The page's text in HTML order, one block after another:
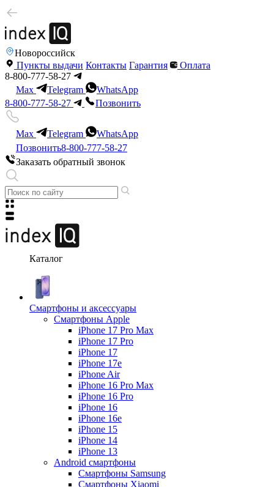
Новороссийск
Пункты выдачи Контакты Гарантия
Оплата
8-800-777-58-27
Max
Telegram
WhatsApp
8-800-777-58-27
Позвонить
Max Telegram
WhatsApp
Позвонить8-800-777-58-27
Заказать обратный звонок
Каталог
Смартфоны и аксессуары
Смартфоны Apple
iPhone 17 Pro Max
iPhone 17 Pro
iPhone 17
iPhone 17e
iPhone Air
iPhone 16 Pro Max
iPhone 16 Pro
iPhone 16
iPhone 16e
iPhone 15
iPhone 14
iPhone 13
Android cмартфоны
Смартфоны Samsung
Смартфоны Xiaomi